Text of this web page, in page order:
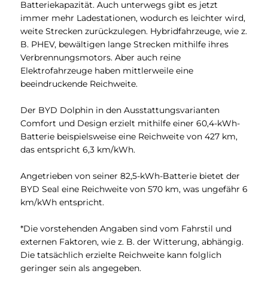
Batteriekapazität. Auch unterwegs gibt es jetzt
immer mehr Ladestationen, wodurch es leichter wird,
weite Strecken zurückzulegen. Hybridfahrzeuge, wie z.
B. PHEV, bewältigen lange Strecken mithilfe ihres
Verbrennungsmotors. Aber auch reine
Elektrofahrzeuge haben mittlerweile eine
beeindruckende Reichweite.
Der BYD Dolphin in den Ausstattungsvarianten
Comfort und Design erzielt mithilfe einer 60,4-kWh-
Batterie beispielsweise eine Reichweite von 427 km,
das entspricht 6,3 km/kWh.
Angetrieben von seiner 82,5-kWh-Batterie bietet der
BYD Seal eine Reichweite von 570 km, was ungefähr 6
km/kWh entspricht.
*Die vorstehenden Angaben sind vom Fahrstil und
externen Faktoren, wie z. B. der Witterung, abhängig.
Die tatsächlich erzielte Reichweite kann folglich
geringer sein als angegeben.